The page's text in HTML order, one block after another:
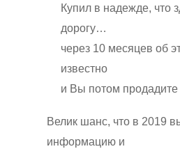
Купил в надежде, что
дорогу…
через 10 месяцев об
известно
и Вы потом
Велик шанс, что в 2019
информацию и